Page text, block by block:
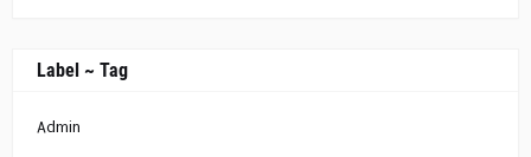
Label ~ Tag
Admin